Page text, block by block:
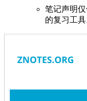
笔记声明
的复习工具